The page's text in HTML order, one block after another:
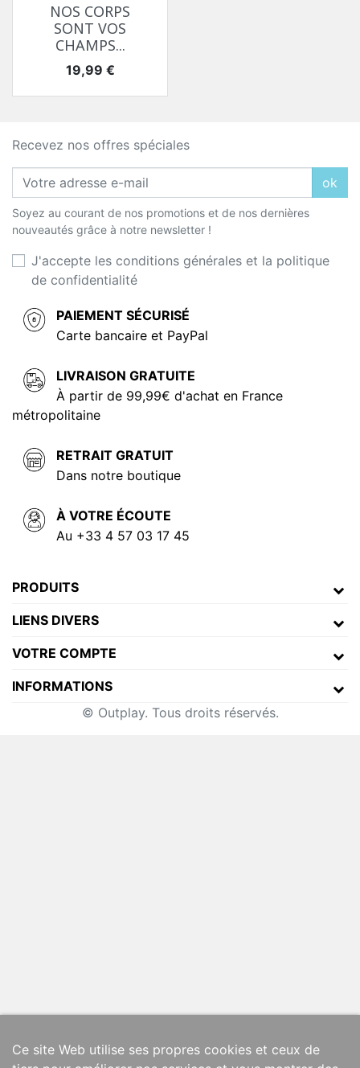
NOS CORPS
SONT VOS
CHAMPS...
Prix
19,99 €
Recevez nos offres spéciales
ok
Soyez au courant de nos promotions et de nos dernières
nouveautés grâce à notre newsletter !
J'accepte les conditions générales et la politique
de confidentialité
PAIEMENT SÉCURISÉ
Carte bancaire et PayPal
LIVRAISON GRATUITE
À partir de 99,99€ d'achat en France
métropolitaine
RETRAIT GRATUIT
Dans notre boutique
À VOTRE ÉCOUTE
Au +33 4 57 03 17 45
PRODUITS
LIENS DIVERS
VOTRE COMPTE
INFORMATIONS
Ce site Web utilise ses propres cookies et ceux de
© Outplay. Tous droits réservés.